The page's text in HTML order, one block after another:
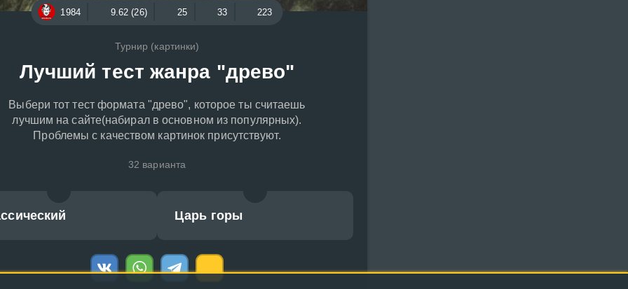
1984 9.62 (26) 25 33 223
Турнир (картинки)
Лучший тест жанра "древо"
Выбери тот тест формата "древо", которое ты считаешь
лучшим на сайте(набирал в основном из популярных).
Проблемы с качеством картинок присутствуют.
32 варианта
Царь горы